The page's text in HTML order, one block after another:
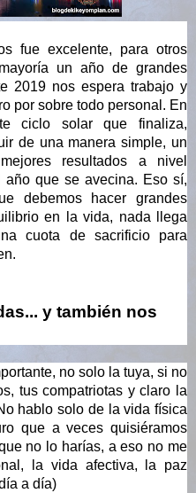
fue excelente, para otros
un año de grandes
2019 nos espera trabajo y
por sobre todo personal. En
ciclo solar que finaliza,
de una manera simple, un
resultados a nivel
año que se avecina. Eso sí,
debemos hacer grandes
en la vida, nada llega
cuota de sacrificio para
y también nos
no solo la tuya, si no
tus compatriotas y claro la
hablo solo de la vida física
que a veces quisiéramos
no lo harías, a eso no me
la vida afectiva, la paz
a día)